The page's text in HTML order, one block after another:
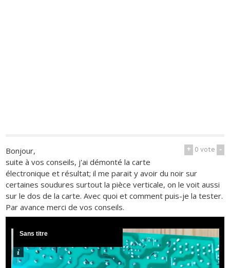
+ 0vote -
Bonjour,
suite à vos conseils, j'ai démonté la carte
électronique et résultat; il me parait y avoir du noir sur
certaines soudures surtout la pièce verticale, on le voit aussi
sur le dos de la carte. Avec quoi et comment puis-je la tester.
Par avance merci de vos conseils.
Sans titre